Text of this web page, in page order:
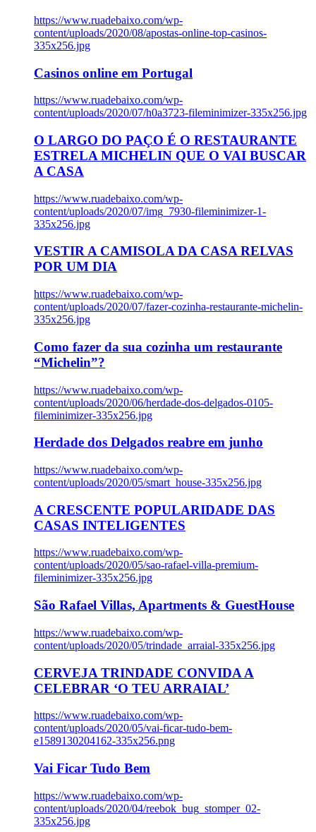
https://www.ruadebaixo.com/wp-
content/uploads/2020/08/apostas-online-top-casinos-
335x256.jpg
Casinos online em Portugal
https://www.ruadebaixo.com/wp-
content/uploads/2020/07/h0a3723-fileminimizer-335x256.jpg
O LARGO DO PAÇO É O RESTAURANTE
ESTRELA MICHELIN QUE O VAI BUSCAR
A CASA
https://www.ruadebaixo.com/wp-
content/uploads/2020/07/img_7930-fileminimizer-1-
335x256.jpg
VESTIR A CAMISOLA DA CASA RELVAS
POR UM DIA
https://www.ruadebaixo.com/wp-
content/uploads/2020/07/fazer-cozinha-restaurante-michelin-
335x256.jpg
Como fazer da sua cozinha um restaurante
“Michelin”?
https://www.ruadebaixo.com/wp-
content/uploads/2020/06/herdade-dos-delgados-0105-
fileminimizer-335x256.jpg
Herdade dos Delgados reabre em junho
https://www.ruadebaixo.com/wp-
content/uploads/2020/05/smart_house-335x256.jpg
A CRESCENTE POPULARIDADE DAS
CASAS INTELIGENTES
https://www.ruadebaixo.com/wp-
content/uploads/2020/05/sao-rafael-villa-premium-
fileminimizer-335x256.jpg
São Rafael Villas, Apartments & GuestHouse
https://www.ruadebaixo.com/wp-
content/uploads/2020/05/trindade_arraial-335x256.jpg
CERVEJA TRINDADE CONVIDA A
CELEBRAR ‘O TEU ARRAIAL’
https://www.ruadebaixo.com/wp-
content/uploads/2020/05/vai-ficar-tudo-bem-
e1589130204162-335x256.png
Vai Ficar Tudo Bem
https://www.ruadebaixo.com/wp-
content/uploads/2020/04/reebok_bug_stomper_02-
335x256.jpg